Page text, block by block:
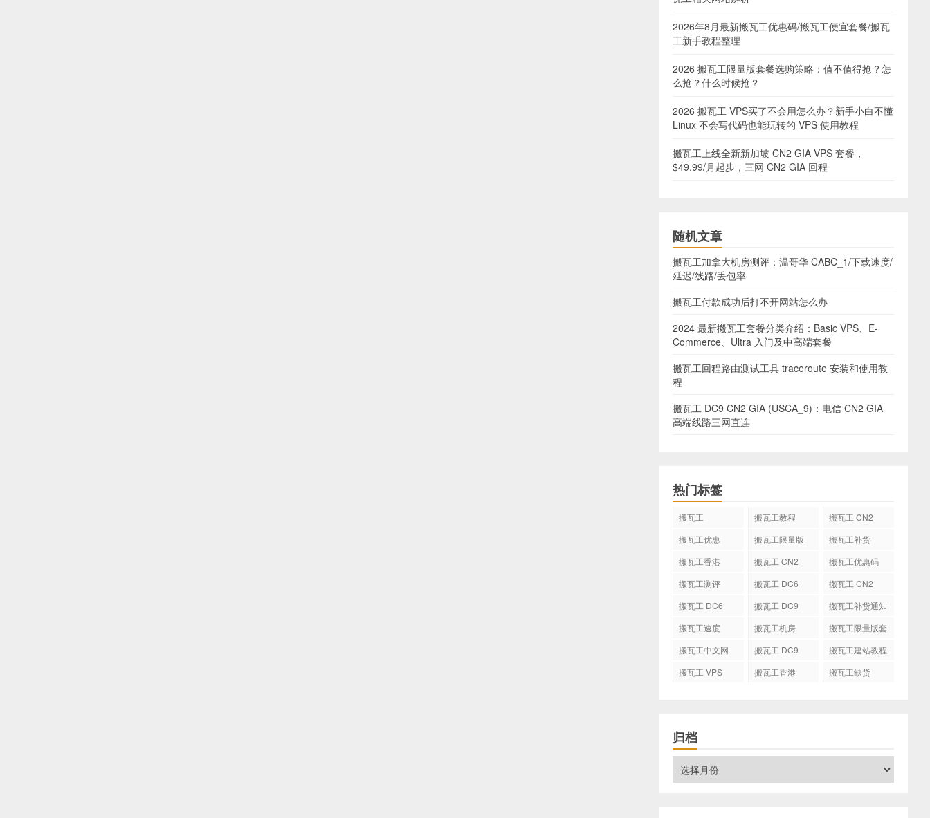
2026年8月最新搬瓦工优惠码/搬瓦工便宜套餐/搬瓦
工新手教程整理
2026 搬瓦工限量版套餐选购策略：值不值得抢？怎
么抢？什么时候抢？
2026 搬瓦工 VPS买了不会用怎么办？新手小白不懂
Linux 不会写代码也能玩转的 VPS 使用教程
搬瓦工上线全新新加坡 CN2 GIA VPS 套餐，
$49.99/月起步，三网 CN2 GIA 回程
随机文章
搬瓦工加拿大机房测评：温哥华 CABC_1/下载速度/
延迟/线路/丢包率
搬瓦工付款成功后打不开网站怎么办
2024 最新搬瓦工套餐分类介绍：Basic VPS、E-
Commerce、Ultra 入门及中高端套餐
搬瓦工回程路由测试工具 traceroute 安装和使用教
程
搬瓦工 DC9 CN2 GIA (USCA_9)：电信 CN2 GIA
高端线路三网直连
热门标签
搬瓦工 搬瓦工教程
搬瓦工 CN2
搬瓦工优惠 搬瓦工限量版
搬瓦工补货
搬瓦工香港
搬瓦工 CN2
搬瓦工优惠码
搬瓦工测评
搬瓦工 DC6
搬瓦工 CN2
搬瓦工 DC6
搬瓦工 DC9
搬瓦工补货通知
搬瓦工速度
搬瓦工机房
搬瓦工限量版套
搬瓦工中文网 搬瓦工 DC9
搬瓦工建站教程
搬瓦工 VPS
搬瓦工香港
搬瓦工缺货
归档